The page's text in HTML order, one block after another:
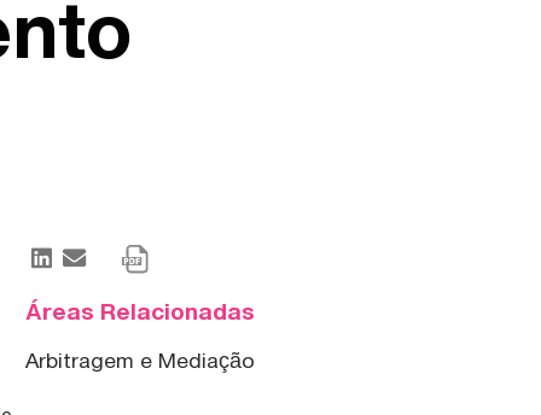
Áreas Relacionadas
Arbitragem e Mediação